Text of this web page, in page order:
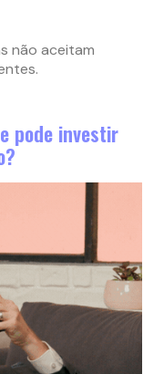
não aceitam
pode investir